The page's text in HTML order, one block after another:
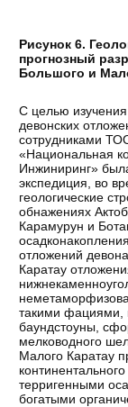
Рисунок 6.
прогнозный
Большого и
С целью
девонских
сотрудниками
«Национальная
Инжиниринг»
экспедиция, во
геологические
обнажениях
Карамурун и
отложений
Каратау
такими фациями,
баундстоуны,
мелководного
Малого Каратау
терригенными
богатыми